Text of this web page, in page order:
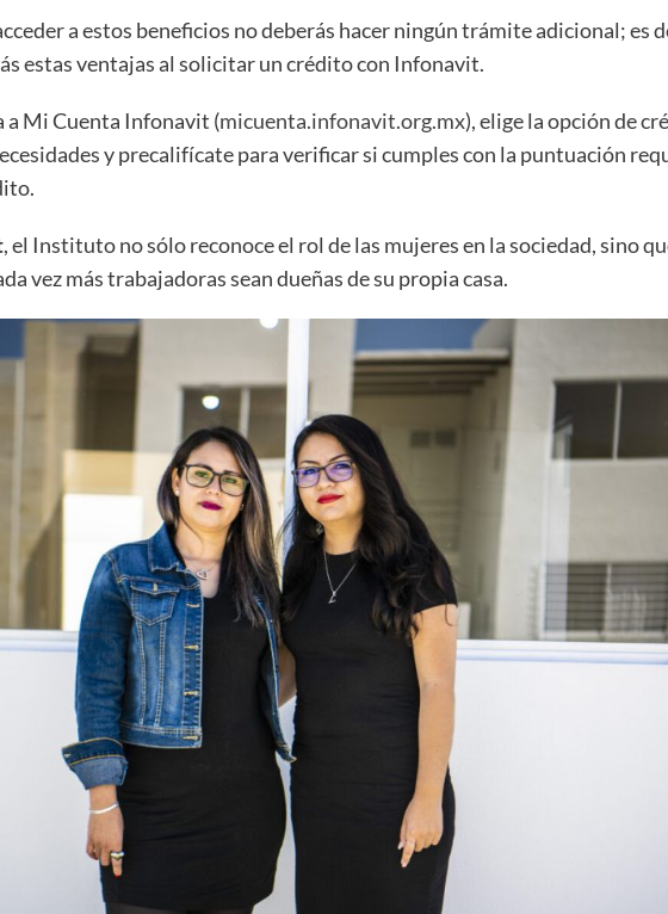
a estos beneficios no deberás hacer ningún trámite adicional; es
estas ventajas al solicitar un crédito con Infonavit.
a Mi Cuenta Infonavit (micuenta.infonavit.org.mx), elige la opción de
y precalifícate para verificar si cumples con la puntuación
, el Instituto no sólo reconoce el rol de las mujeres en la sociedad, sino
vez más trabajadoras sean dueñas de su propia casa.